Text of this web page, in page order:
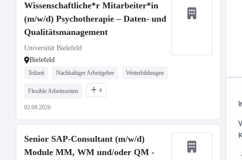
Wissenschaftliche*r Mitarbeiter*in
(m/w/d) Psychotherapie – Daten- und
Qualitätsmanagement
Universität Bielefeld
Bielefeld
Teilzeit Nachhaltiger Arbeitgeber Weiterbildungen
Flexible Arbeitszeiten 4
02.08.2026
Senior SAP-Consultant (m/w/d)
Module MM, WM und/oder QM -